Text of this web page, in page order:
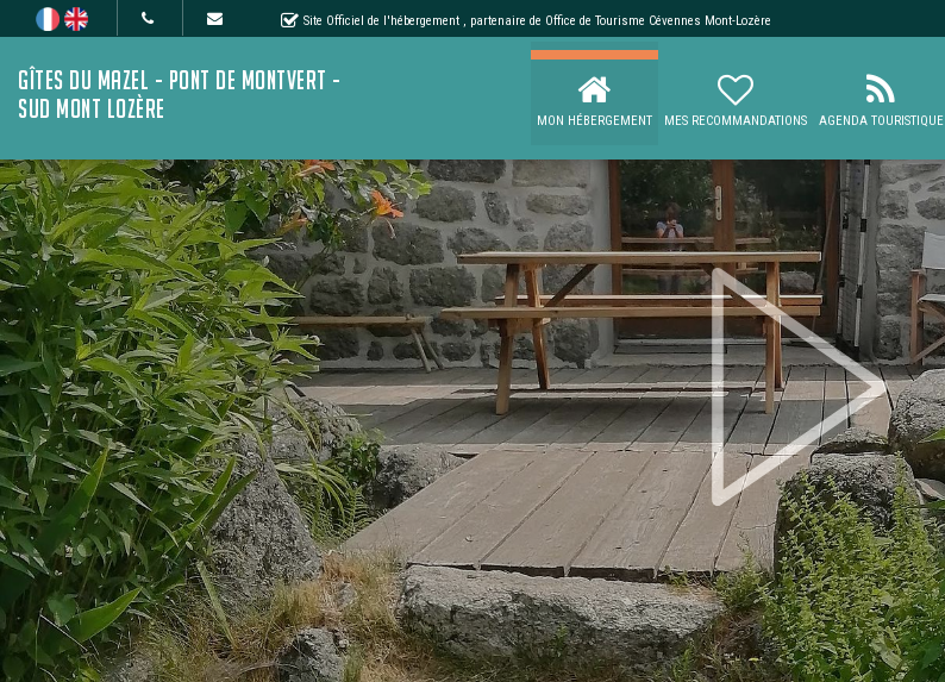
Site Officiel de l'hébergement , partenaire de Office de Tourisme Cévennes Mont-Lozère
GÎTES DU MAZEL - PONT DE MONTVERT -
SUD MONT LOZÈRE
MON HÉBERGEMENT MES RECOMMANDATIONS AGENDA TOURISTIQUE